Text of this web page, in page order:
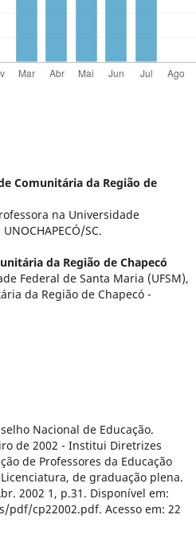
Comunitária da Região de
na Universidade
SC.
da Região de Chapecó
Federal de Santa Maria (UFSM),
da Região de Chapecó -
Nacional de Educação.
de 2002 - Institui Diretrizes
de Professores da Educação
de graduação plena.
2002 1, p.31. Disponível em:
cp22002.pdf. Acesso em: 22